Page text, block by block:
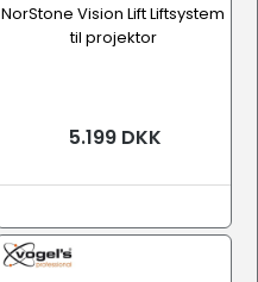
NorStone Vision Lift Liftsystem
til projektor
5.199 DKK